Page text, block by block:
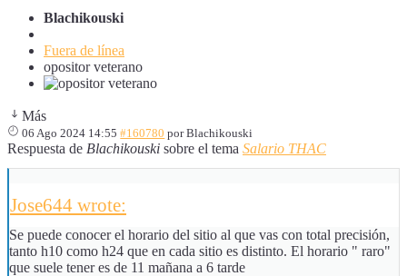
Blachikouski
Fuera de línea
opositor veterano
Más
06 Ago 2024 14:55 #160780 porBlachikouski
Respuesta de Blachikouski sobre el tema Salario THAC
Jose644 wrote:
Se puede conocer el horario del sitio al que vas con total precisión,
tanto h10 como h24 que en cada sitio es distinto. El horario " raro"
que suele tener es de 11 mañana a 6 tarde